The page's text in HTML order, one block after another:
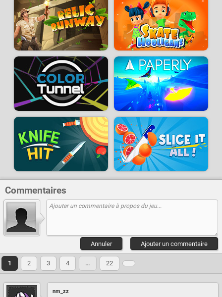
Commentaires
Ajouter un commentaire
Annuler
1 2 3 4 … 22
nm_zz